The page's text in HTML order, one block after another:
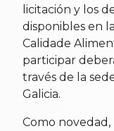
licitación y los
disponibles en
Calidade
participar
través de la
Galicia.
Como